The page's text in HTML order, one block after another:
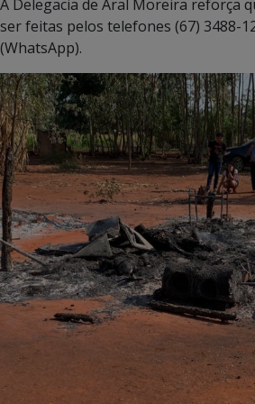
A Delegacia de Aral Moreira reforça
ser feitas pelos telefones (67) 3488-
(WhatsApp).